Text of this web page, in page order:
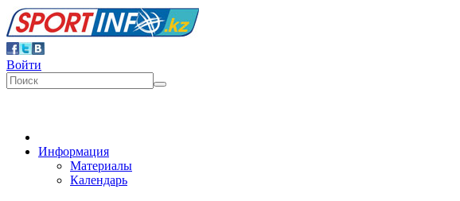
Войти
Информация
Материалы
Календарь